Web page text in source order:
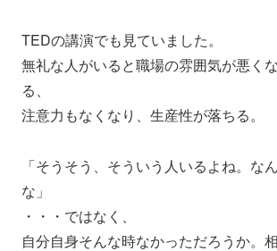
TEDの講演でも見ていました。
無礼な人がいると職場の雰囲気が悪く
る、
注意力もなくなり、生産性が落ちる。
「そうそう、そういう人いるよね。な
な」
・・・ではなく、
自分自身そんな時なかっただろうか。